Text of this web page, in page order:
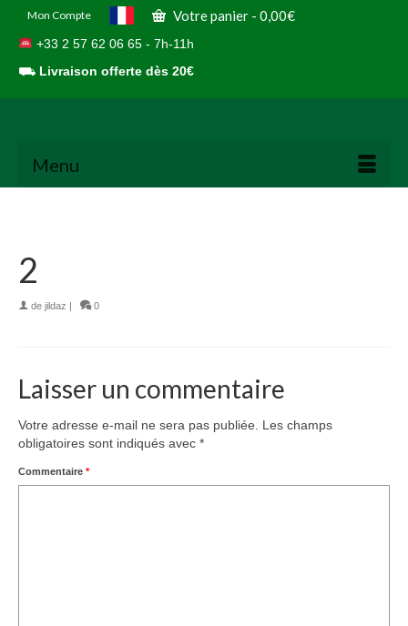
Mon Compte Votre panier - 0,00€
+33 2 57 62 06 65 - 7h-11h
⛟ Livraison offerte dès 20€
Menu
2
de jildaz | 0
Laisser un commentaire
Votre adresse e-mail ne sera pas publiée.
Les champs
obligatoires sont indiqués avec *
Commentaire *